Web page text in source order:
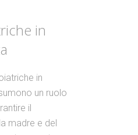
in
in
un ruolo
il
madre e del